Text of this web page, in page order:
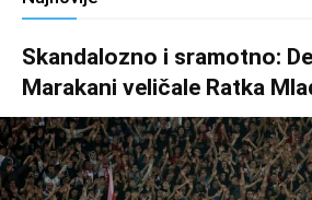
Skandalozno i sramotno:
Marakani veličale Ratka